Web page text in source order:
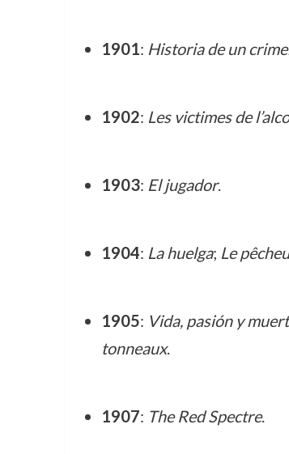
1901: Historia de un
1902: Les victimes de
1903: El jugador.
1904: La huelga; Le
1905: Vida, pasión y
tonneaux.
1907: The Red Spectre.